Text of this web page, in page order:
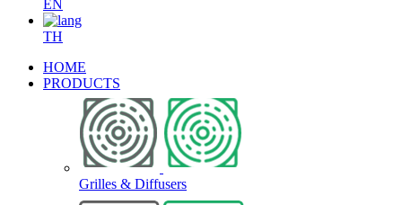
EN
TH
HOME
PRODUCTS
Grilles & Diffusers